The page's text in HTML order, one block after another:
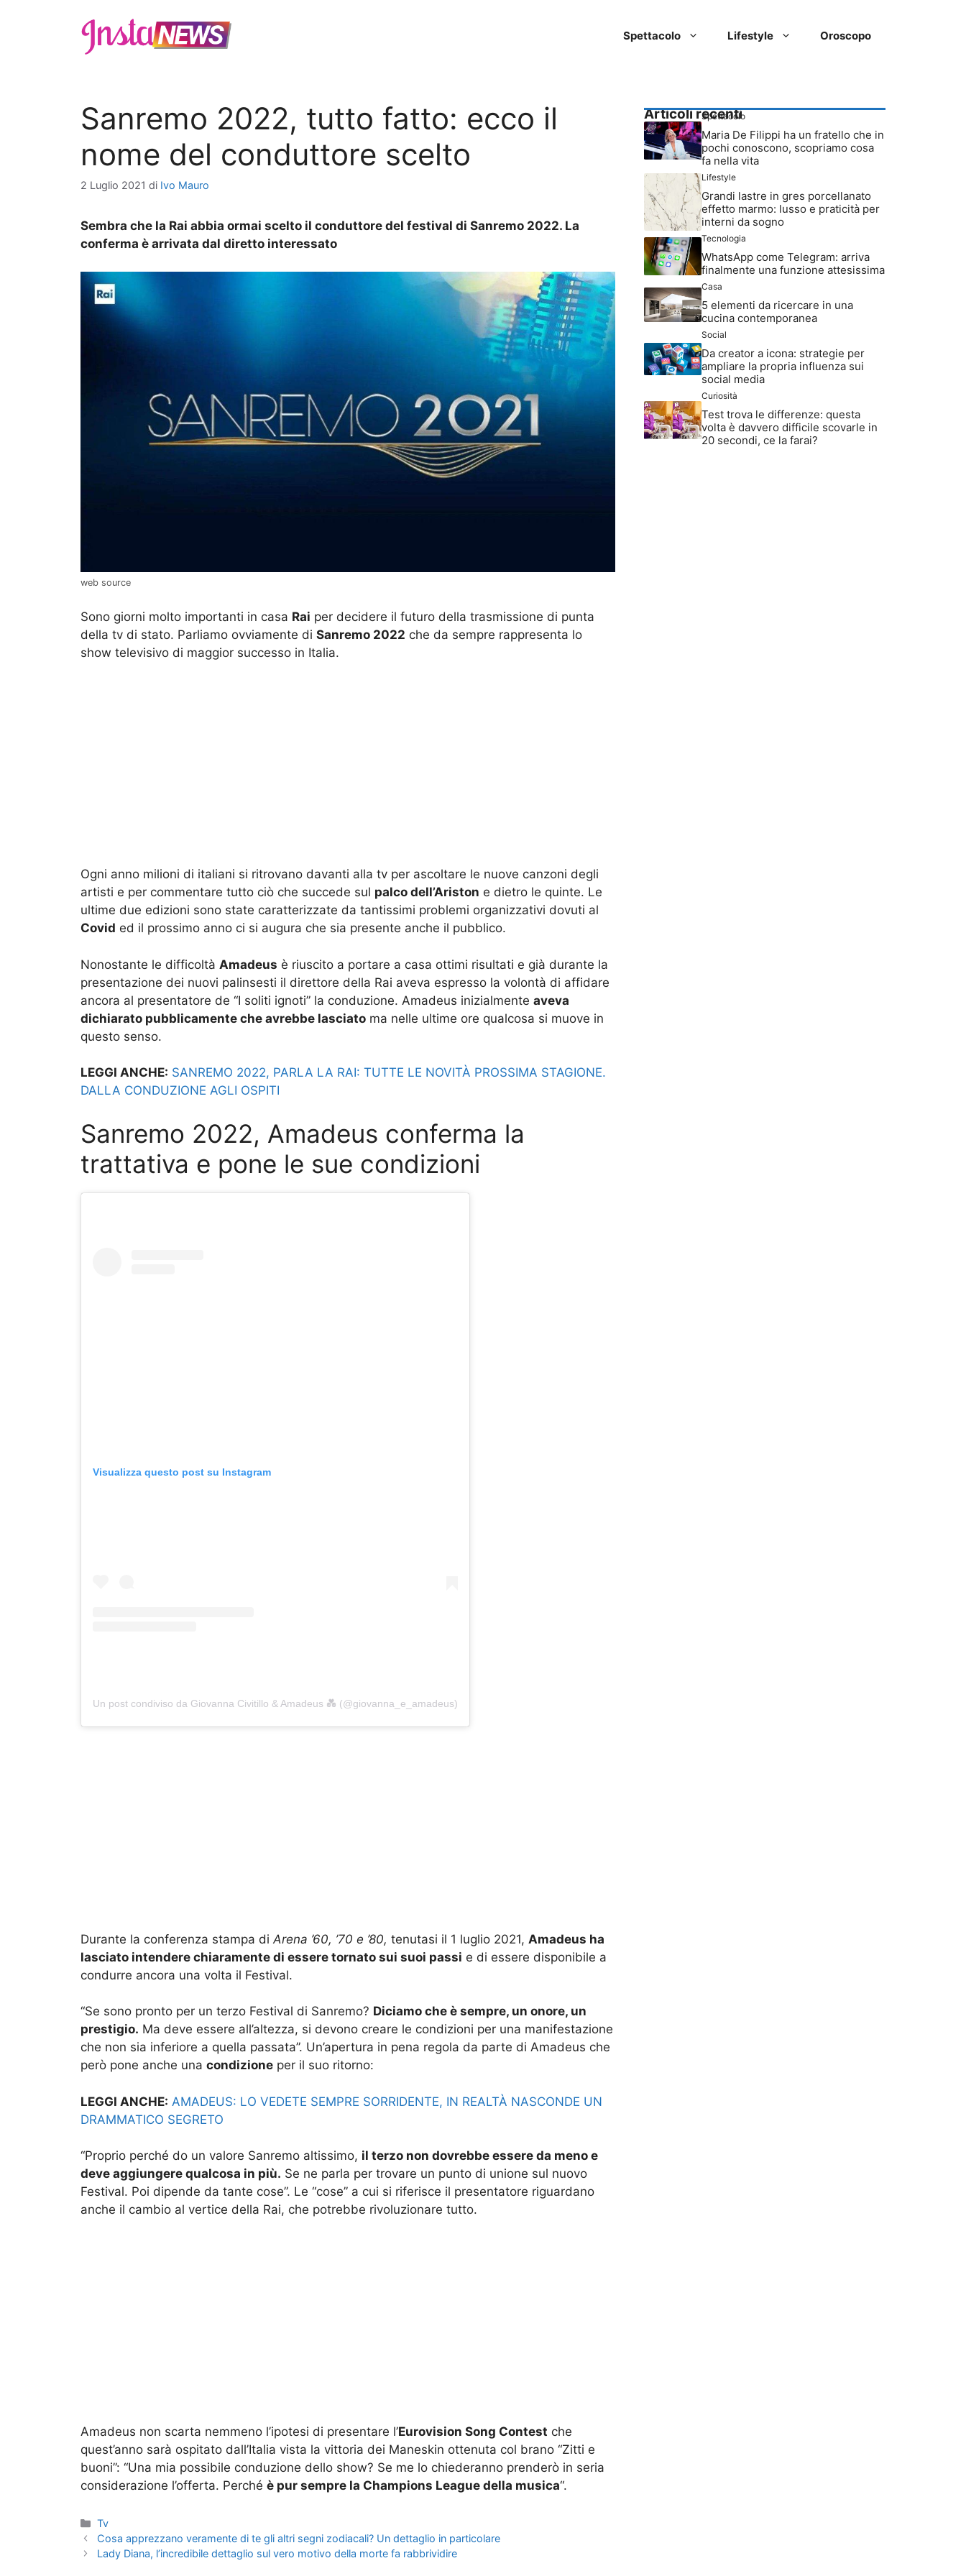
Spettacolo Lifestyle Oroscopo
Sanremo 2022, tutto fatto: ecco il
nome del conduttore scelto
2 Luglio 2021 di Ivo Mauro
Sembra che la Rai abbia ormai scelto il conduttore del festival di Sanremo 2022. La
conferma è arrivata dal diretto interessato
web source
Sono giorni molto importanti in casa Rai per decidere il futuro della trasmissione di punta
della tv di stato. Parliamo ovviamente di Sanremo 2022 che da sempre rappresenta lo
show televisivo di maggior successo in Italia.
Ogni anno milioni di italiani si ritrovano davanti alla tv per ascoltare le nuove canzoni degli
artisti e per commentare tutto ciò che succede sul palco dell’Ariston e dietro le quinte. Le
ultime due edizioni sono state caratterizzate da tantissimi problemi organizzativi dovuti al
Covid ed il prossimo anno ci si augura che sia presente anche il pubblico.
Nonostante le difficoltà Amadeus è riuscito a portare a casa ottimi risultati e già durante la
presentazione dei nuovi palinsesti il direttore della Rai aveva espresso la volontà di affidare
ancora al presentatore de “I soliti ignoti” la conduzione. Amadeus inizialmente aveva
dichiarato pubblicamente che avrebbe lasciato ma nelle ultime ore qualcosa si muove in
questo senso.
LEGGI ANCHE: SANREMO 2022, PARLA LA RAI: TUTTE LE NOVITÀ PROSSIMA STAGIONE.
DALLA CONDUZIONE AGLI OSPITI
Sanremo 2022, Amadeus conferma la
trattativa e pone le sue condizioni
Visualizza questo post su Instagram
Un post condiviso da Giovanna Civitillo & Amadeus 💑 (@giovanna_e_amadeus)
Durante la conferenza stampa di Arena ’60, ’70 e ’80, tenutasi il 1 luglio 2021, Amadeus ha
lasciato intendere chiaramente di essere tornato sui suoi passi e di essere disponibile a
condurre ancora una volta il Festival.
“Se sono pronto per un terzo Festival di Sanremo? Diciamo che è sempre, un onore, un
prestigio. Ma deve essere all’altezza, si devono creare le condizioni per una manifestazione
che non sia inferiore a quella passata”. Un’apertura in pena regola da parte di Amadeus che
però pone anche una condizione per il suo ritorno:
LEGGI ANCHE: AMADEUS: LO VEDETE SEMPRE SORRIDENTE, IN REALTÀ NASCONDE UN
DRAMMATICO SEGRETO
“Proprio perché do un valore Sanremo altissimo, il terzo non dovrebbe essere da meno e
deve aggiungere qualcosa in più. Se ne parla per trovare un punto di unione sul nuovo
Festival. Poi dipende da tante cose”. Le “cose” a cui si riferisce il presentatore riguardano
anche il cambio al vertice della Rai, che potrebbe rivoluzionare tutto.
Amadeus non scarta nemmeno l’ipotesi di presentare l’Eurovision Song Contest che
quest’anno sarà ospitato dall’Italia vista la vittoria dei Maneskin ottenuta col brano “Zitti e
buoni”: “Una mia possibile conduzione dello show? Se me lo chiederanno prenderò in seria
considerazione l’offerta. Perché è pur sempre la Champions League della musica“.
Categorie
Tv
Cosa apprezzano veramente di te gli altri segni zodiacali? Un dettaglio in particolare
Lady Diana, l’incredibile dettaglio sul vero motivo della morte fa rabbrividire
Articoli recenti
Spettacolo
Maria De Filippi ha un fratello che in
pochi conoscono, scopriamo cosa
fa nella vita
Lifestyle
Grandi lastre in gres porcellanato
effetto marmo: lusso e praticità per
interni da sogno
Tecnologia
WhatsApp come Telegram: arriva
finalmente una funzione attesissima
Casa
5 elementi da ricercare in una
cucina contemporanea
Social
Da creator a icona: strategie per
ampliare la propria influenza sui
social media
Curiosità
Test trova le differenze: questa
volta è davvero difficile scovarle in
20 secondi, ce la farai?